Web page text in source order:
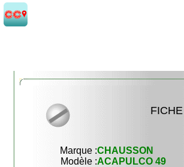
Marque :CHAUSSON
Modèle :ACAPULCO 49